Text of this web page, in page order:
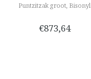
Puntzitzak groot, Bisonyl
€873,64